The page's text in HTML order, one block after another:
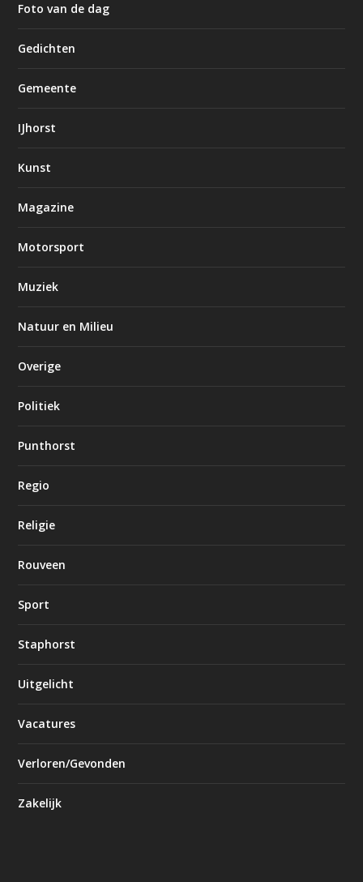
Foto van de dag
Gedichten
Gemeente
IJhorst
Kunst
Magazine
Motorsport
Muziek
Natuur en Milieu
Overige
Politiek
Punthorst
Regio
Religie
Rouveen
Sport
Staphorst
Uitgelicht
Vacatures
Verloren/Gevonden
Zakelijk